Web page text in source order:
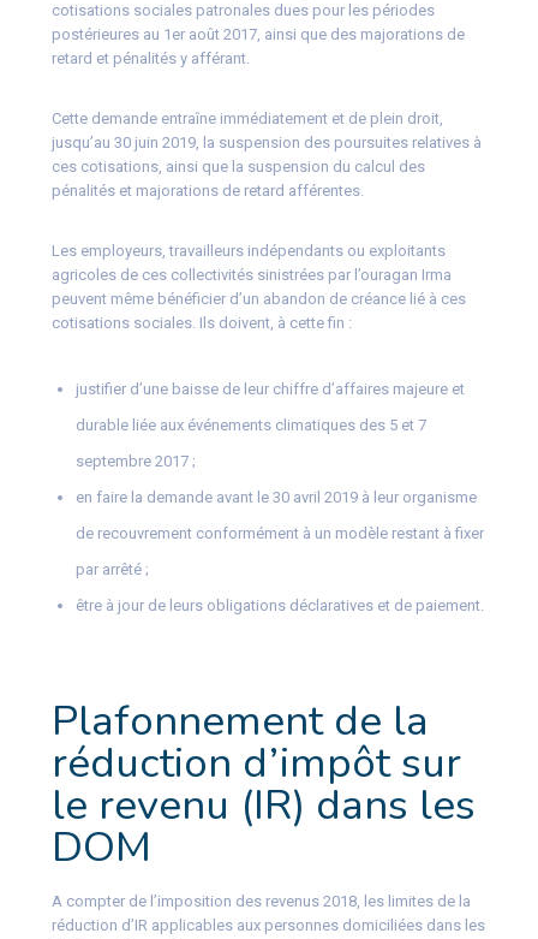
cotisations sociales patronales dues pour les périodes
postérieures au 1er août 2017, ainsi que des majorations de
retard et pénalités y afférant.
Cette demande entraîne immédiatement et de plein droit,
jusqu’au 30 juin 2019, la suspension des poursuites relatives à
ces cotisations, ainsi que la suspension du calcul des
pénalités et majorations de retard afférentes.
Les employeurs, travailleurs indépendants ou exploitants
agricoles de ces collectivités sinistrées par l’ouragan Irma
peuvent même bénéficier d’un abandon de créance lié à ces
cotisations sociales. Ils doivent, à cette fin :
justifier d’une baisse de leur chiffre d’affaires majeure et
durable liée aux événements climatiques des 5 et 7
septembre 2017 ;
en faire la demande avant le 30 avril 2019 à leur organisme
de recouvrement conformément à un modèle restant à fixer
par arrêté ;
être à jour de leurs obligations déclaratives et de paiement.
Plafonnement de la
réduction d’impôt sur
le revenu (IR) dans les
DOM
A compter de l’imposition des revenus 2018, les limites de la
réduction d’IR applicables aux personnes domiciliées dans les